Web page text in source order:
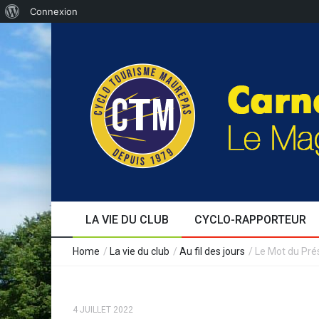
LA VIE DU CLUB CYCLO-RAPPORTEUR
Home / La vie du club / Au fil des jours / Le Mot du
4 JUILLET 2022
Connexion